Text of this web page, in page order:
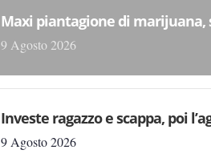
Maxi piantagione di
9 Agosto 2026
Investe ragazzo e scappa, poi
9 Agosto 2026